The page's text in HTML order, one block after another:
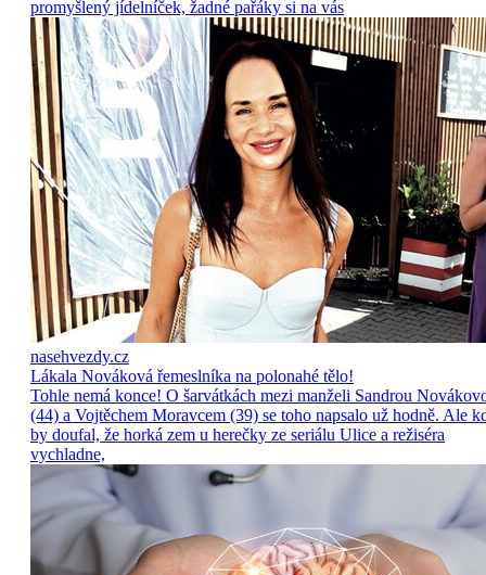
promyšlený jídelníček, žadné pařáky si na vás
nasehvezdy.cz
Lákala Nováková řemeslníka na polonahé tělo!
Tohle nemá konce! O šarvátkách mezi manželi Sandrou
(44) a Vojtěchem Moravcem (39) se toho napsalo už hodně. Ale
by doufal, že horká zem u herečky ze seriálu Ulice a režiséra
vychladne,